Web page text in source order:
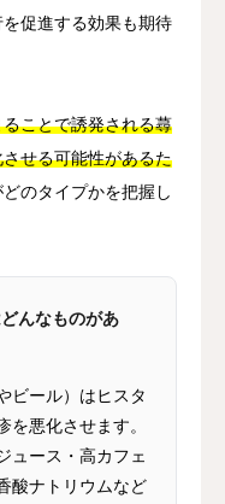
促進する効果も期待
ことで誘発される蕁
せる可能性があるた
のタイプかを把握し
んなものがあ
ビール）はヒスタ
を悪化させます。
ュース・高カフェ
酸ナトリウムなど